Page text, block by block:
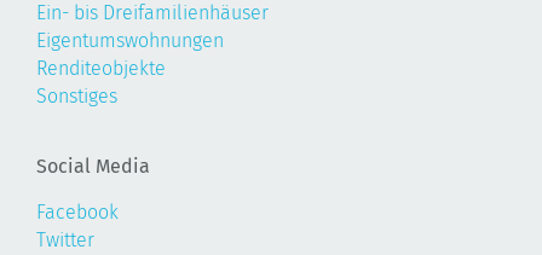
Ein- bis Dreifamilienhäuser
Eigentumswohnungen
Renditeobjekte
Sonstiges
Social Media
Facebook
Twitter